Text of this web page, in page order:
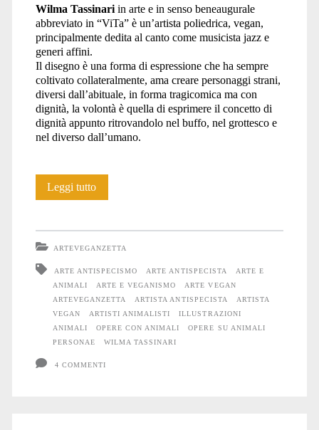
Wilma Tassinariin arte e in senso beneaugurale
abbreviato in “ViTa” è un’artista poliedrica, vegan,
principalmente dedita al canto come musicista jazz e
generi affini.
Il disegno è una forma di espressione che ha sempre
coltivato collateralmente, ama creare personaggi strani,
diversi dall’abituale, in forma tragicomica ma con
dignità, la volontà è quella di esprimere il concetto di
dignità appunto ritrovandolo nel buffo, nel grottesco e
nel diverso dall’umano.
Leggi tuttoWilma
ARTEVEGANZETTA
ARTE ANTISPECISMO ARTE ANTISPECISTA
ARTE E
ANIMALI
ARTE E VEGANISMO
ARTE VEGAN
ARTEVEGANZETTA
ARTISTA ANTISPECISTA
ARTISTA
VEGAN
ARTISTI ANIMALISTI
ILLUSTRAZIONI
ANIMALI
OPERE CON ANIMALI
OPERE SU ANIMALI
PERSONAE
WILMA TASSINARI
4 COMMENTI